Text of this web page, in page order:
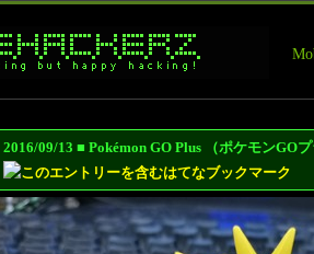
2016/09/13 ■ Pokémon GO Plus （ポケモンGO